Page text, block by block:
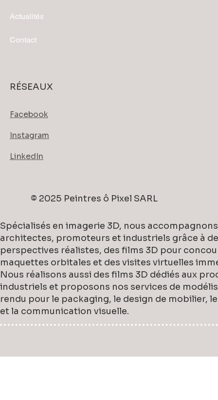
Actualités
Contact
RÉSEAUX
Facebook
Instagram
LinkedIn
Spécialisés en imagerie 3D, nous
architectes, promoteurs et industriels grâce à
perspectives réalistes, des films 3D pour
maquettes orbitales et des visites virtuelles
Nous réalisons aussi des films 3D dédiés aux
industriels et proposons nos services de
rendu pour le packaging, le design de mobilier,
et la communication visuelle.
© 2025 Peintres ô Pixel SARL